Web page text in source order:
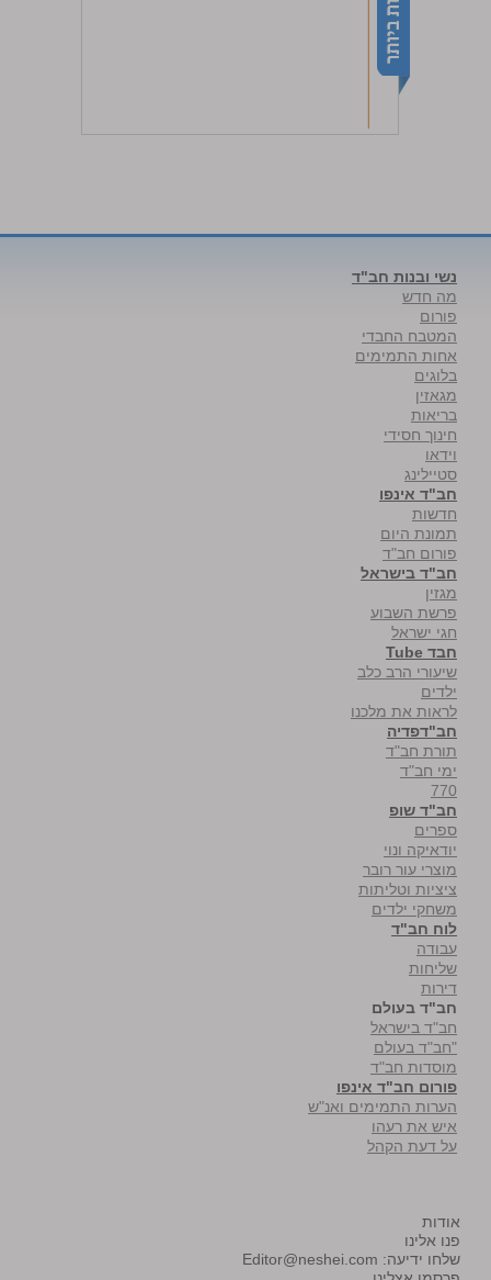
נשי ובנות חב"ד
מה חדש
פורום
המטבח החבדי
אחות התמימים
בלוגים
מגאזין
בריאות
חינוך חסידי
וידאו
סטיילינג
חב"ד אינפו
חדשות
תמונת היום
פורום חב"ד
חב"ד בישראל
מגזין
פרשת השבוע
חגי ישראל
חבד Tube
שיעורי הרב כלב
ילדים
לראות את מלכנו
חב"דפדיה
תורת חב"ד
ימי חב"ד
770
חב"ד שופ
ספרים
יודאיקה ונוי
מוצרי עור רובר
ציציות וטליתות
משחקי ילדים
לוח חב"ד
עבודה
שליחות
דירות
חב"ד בעולם
חב"ד בישראל
"חב"ד בעולם
מוסדות חב"ד
פורום חב"ד אינפו
הערות התמימים ואנ"ש
איש את רעהו
על דעת הקהל
אודות
פנו אלינו
שלחו ידיעה: Editor@neshei.com